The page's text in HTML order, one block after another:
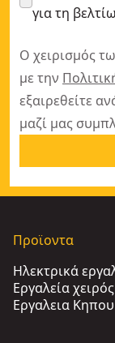
για τη
Ο χειρισμός
με την
εξαιρεθείτε
μαζί μας
Προϊοντα
Ηλεκτρικά
Εργαλεία χειρός
Εργαλεια Κηπου​